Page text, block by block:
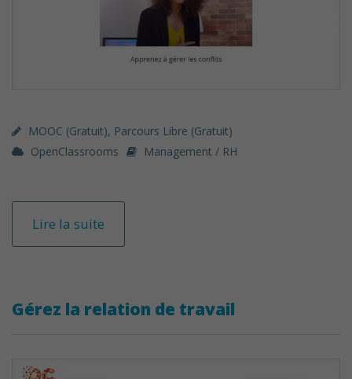
MOOC (gratuit), Parcours Libre (gratuit)
OpenClassrooms
Management / RH
Lire la suite
Gérez la relation de travail